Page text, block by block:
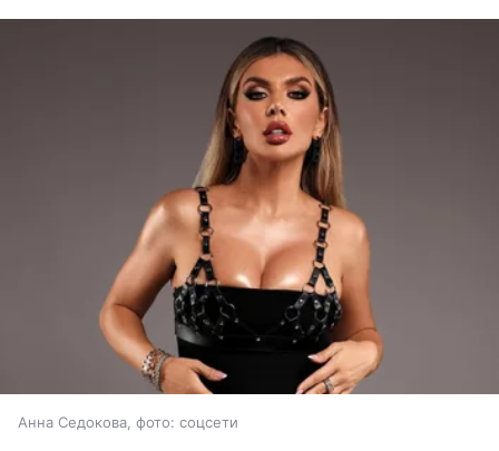
Анна Седокова, фото: соцсети